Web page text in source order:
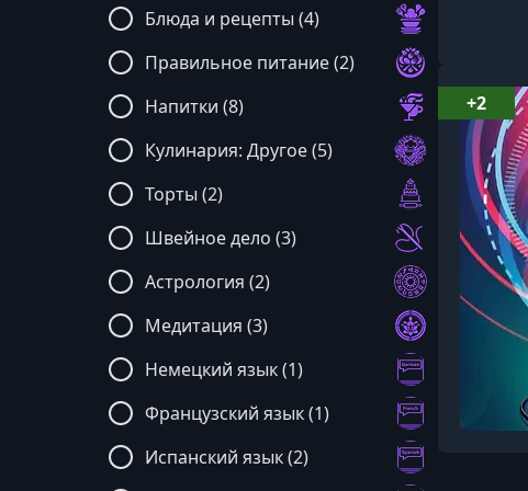
Блюда и рецепты (4)
Правильное питание (2)
Напитки (8)
Кулинария: Другое (5)
Торты (2)
Швейное дело (3)
Астрология (2)
Медитация (3)
Немецкий язык (1)
Французский язык (1)
Испанский язык (2)
+2